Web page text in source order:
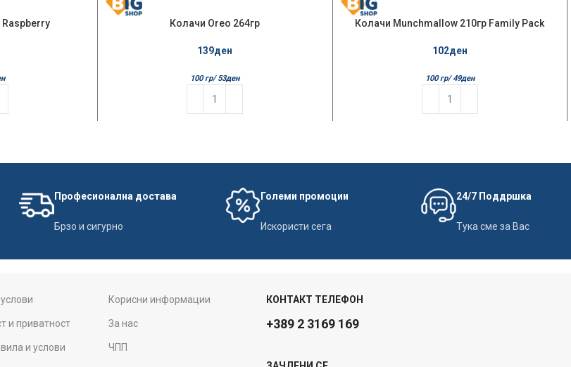
Raspberry Колачи Oreo 264гр
139ден
100 гр/ 53ден
Колачи Munchmallow 210гр Family Pack
102ден
100 гр/ 49ден
Професионална достава
Брзо и сигурно
Големи промоции
Искористи сега
24/7 Поддршка
Тука сме за Вас
и приватност
и услови
Корисни информации
За нас
ЧПП
КОНТАКТ ТЕЛЕФОН
+389 2 3169 169